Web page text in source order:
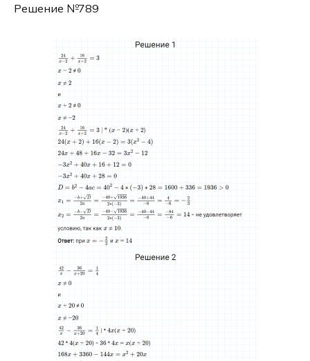
Решение №789